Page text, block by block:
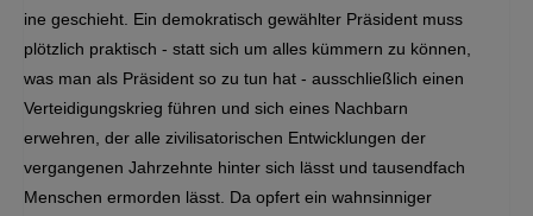
ine geschieht. Ein demokratisch gewählter Präsident muss
plötzlich praktisch - statt sich um alles kümmern zu können,
was man als Präsident so zu tun hat - ausschließlich einen
Verteidigungskrieg führen und sich eines Nachbarn
erwehren, der alle zivilisatorischen Entwicklungen der
vergangenen Jahrzehnte hinter sich lässt und tausendfach
Menschen ermorden lässt. Da opfert ein wahnsinniger